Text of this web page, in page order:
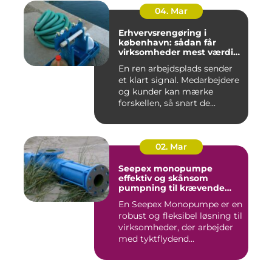
04. Mar
Erhvervsrengøring i
københavn: sådan får
virksomheder mest værdi
En ren arbejdsplads sender
et klart signal. Medarbejdere
og kunder kan mærke
forskellen, så snart de...
02. Mar
Seepex monopumpe
effektiv og skånsom
pumpning til krævende
En Seepex Monopumpe er en
robust og fleksibel løsning til
virksomheder, der arbejder
med tyktflydend...